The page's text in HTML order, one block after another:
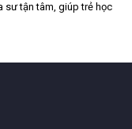
sư tận tâm, giúp trẻ học